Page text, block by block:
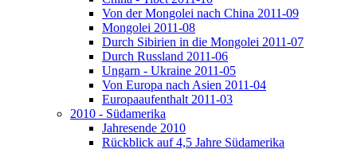
Von der Mongolei nach China 2011-09
Mongolei 2011-08
Durch Sibirien in die Mongolei 2011-07
Durch Russland 2011-06
Ungarn - Ukraine 2011-05
Von Europa nach Asien 2011-04
Europaaufenthalt 2011-03
2010 - Südamerika
Jahresende 2010
Rückblick auf 4,5 Jahre Südamerika